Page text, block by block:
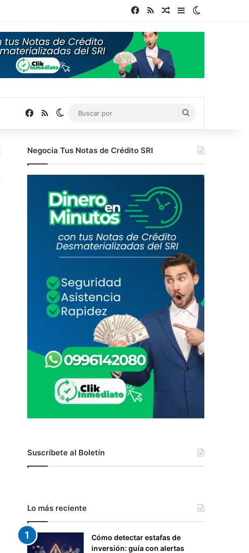
Facebook
RSS Publicación al azar
Barra lateral
Facebook
RSS Switch skin
por
Negocia Tus Notas de Crédito SRI
Suscríbete al Boletín
Lo más reciente
Cómo detectar estafas de
inversión: guía con alertas